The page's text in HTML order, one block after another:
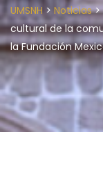
UMSNH > Noticias>
cultural de la
la Fundación